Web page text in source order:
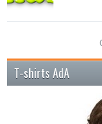
T-shirts AdA